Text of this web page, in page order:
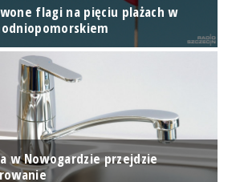
flagi na pięciu plażach w
w Nowogardzie przejdzie